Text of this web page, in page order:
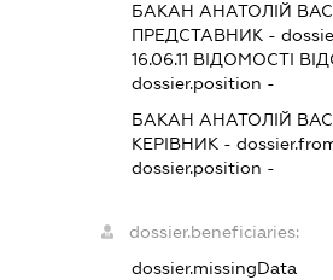
БАКАН АНАТОЛІЙ
ПРЕДСТАВНИК-
16.06.11 ВІДОМОСТІ
dossier.position -
БАКАН АНАТОЛІЙ
КЕРІВНИК- dossier.from
dossier.position -
dossier.beneficiaries:
dossier.missingData